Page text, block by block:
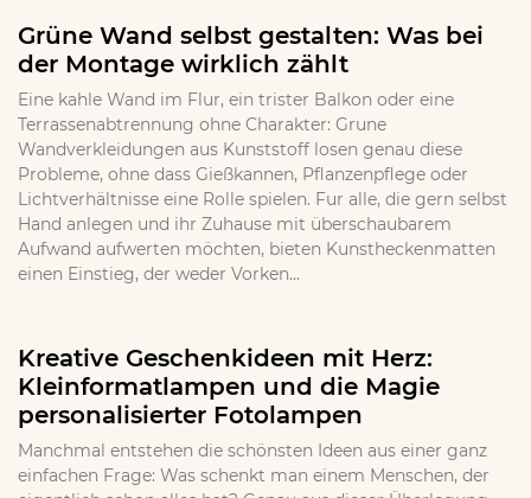
Grüne Wand selbst gestalten: Was bei
der Montage wirklich zählt
Eine kahle Wand im Flur, ein trister Balkon oder eine
Terrassenabtrennung ohne Charakter: Grune
Wandverkleidungen aus Kunststoff losen genau diese
Probleme, ohne dass Gießkannen, Pflanzenpflege oder
Lichtverhältnisse eine Rolle spielen. Fur alle, die gern selbst
Hand anlegen und ihr Zuhause mit überschaubarem
Aufwand aufwerten möchten, bieten Kunstheckenmatten
einen Einstieg, der weder Vorken...
Kreative Geschenkideen mit Herz:
Kleinformatlampen und die Magie
personalisierter Fotolampen
Manchmal entstehen die schönsten Ideen aus einer ganz
einfachen Frage: Was schenkt man einem Menschen, der